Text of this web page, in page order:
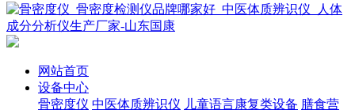
网站首页
设备中心
骨密度仪 中医体质辨识仪 儿童语言康复类设备 膳食营